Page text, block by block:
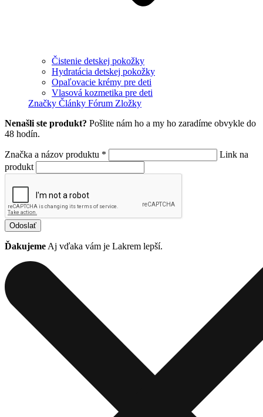
Čistenie detskej pokožky
Hydratácia detskej pokožky
Opaľovacie krémy pre deti
Vlasová kozmetika pre deti
Značky Články Fórum Zložky
Nenašli ste produkt? Pošlite nám ho a my ho zaradíme obvykle do
48 hodín.
Značka a názov produktu *
Link na
produkt
Odoslať
Ďakujeme Aj vďaka vám je Lakrem lepší.